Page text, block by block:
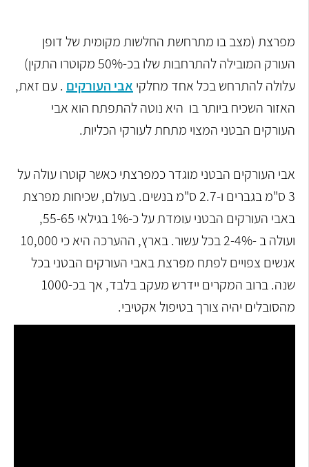
מפרצת (מצב בו מתרחשת החלשות מקומית של דופן
העורק המובילה להתרחבות שלו בכ-50% מקוטרו התקין)
עלולה להתרחש בכל אחד מחלקי אבי העורקים . עם זאת,
האזור השכיח ביותר בו היא נוטה להתפתח הוא אבי
העורקים הבטני המצוי מתחת לעורקי הכליות.
אבי העורקים הבטני מוגדר כמפרצתי כאשר קוטרו עולה על
3 ס"מ בגברים ו-2.7 ס"מ בנשים. בעולם, שכיחות מפרצת
באבי העורקים הבטני עומדת על כ-1% בגילאי 55-65,
ועולה ב -2-4% בכל עשור. בארץ, ההערכה היא כי 10,000
אנשים צפויים לפתח מפרצת באבי העורקים הבטני בכל
שנה. ברוב המקרים יידרש מעקב בלבד, אך בכ-1000
מהסובלים יהיה צורך בטיפול אקטיבי.